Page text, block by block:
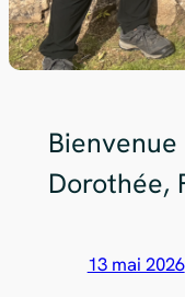
Dorothée,
13 mai 2026